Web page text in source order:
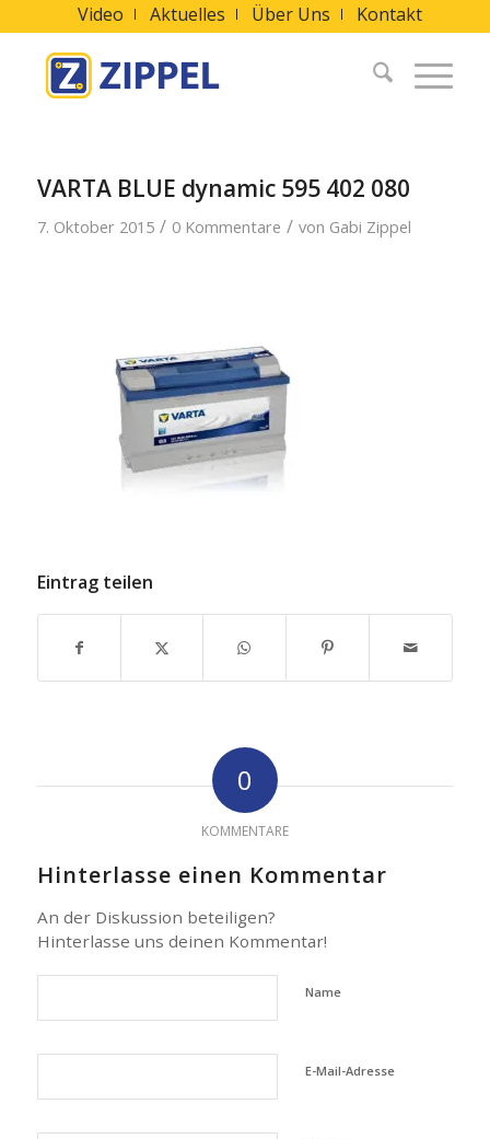
Video Aktuelles Über Uns Kontakt
VARTA BLUE dynamic 595 402 080
7. Oktober 2015 / 0 Kommentare / von Gabi Zippel
Eintrag teilen
0
KOMMENTARE
Hinterlasse einen Kommentar
An der Diskussion beteiligen?
Hinterlasse uns deinen Kommentar!
Name
E-Mail-Adresse